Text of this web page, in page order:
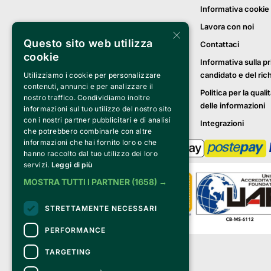
Informativa cookie
Lavora con noi
Contattaci
Informativa sulla
candidato e del
Politica per la
delle informazioni
Integrazioni
Bemils Srl
×
Questo sito web utilizza
cookie
Utilizziamo i cookie per personalizzare
contenuti, annunci e per analizzare il
nostro traffico. Condividiamo inoltre
informazioni sul tuo utilizzo del nostro sito
con i nostri partner pubblicitari e di analisi
che potrebbero combinarle con altre
informazioni che hai fornito loro o che
hanno raccolto dal tuo utilizzo dei loro
servizi. Leggi di più
MOSTRA TUTTI I PARTNER (1658) →
STRETTAMENTE NECESSARI
PERFORMANCE
TARGETING